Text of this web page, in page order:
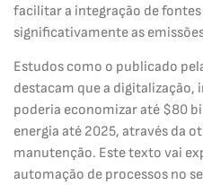
facilitar a integração de
significativamente as
Estudos como o publicado
destacam que a digitalização,
poderia economizar até $80
energia até 2025, através da
manutenção. Este texto vai
automação de processos no